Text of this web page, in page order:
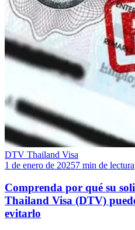
DTV Thailand Visa
1 de enero de 20257 min de lectura
Comprenda por qué su
Thailand Visa (DTV)
evitarlo